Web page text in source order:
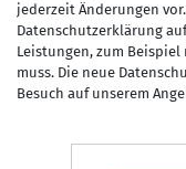
jederzeit Änderungen
Datenschutzerklärung
Leistungen, zum
muss. Die neue
Besuch auf unserem